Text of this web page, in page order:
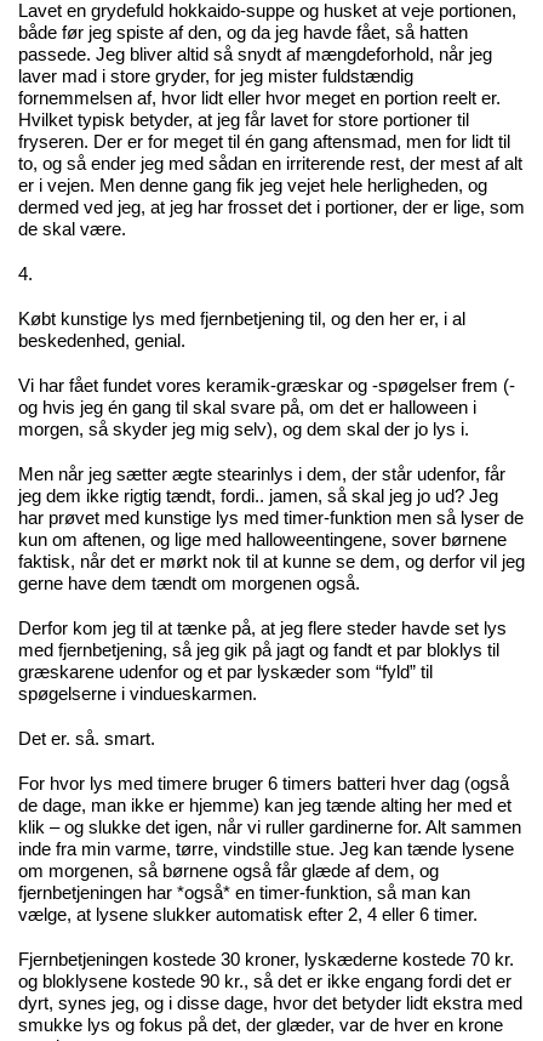
Lavet en grydefuld hokkaido-suppe og husket at veje portionen,
både før jeg spiste af den, og da jeg havde fået, så hatten
passede. Jeg bliver altid så snydt af mængdeforhold, når jeg
laver mad i store gryder, for jeg mister fuldstændig
fornemmelsen af, hvor lidt eller hvor meget en portion reelt er.
Hvilket typisk betyder, at jeg får lavet for store portioner til
fryseren. Der er for meget til én gang aftensmad, men for lidt til
to, og så ender jeg med sådan en irriterende rest, der mest af alt
er i vejen. Men denne gang fik jeg vejet hele herligheden, og
dermed ved jeg, at jeg har frosset det i portioner, der er lige, som
de skal være.
4.
Købt kunstige lys med fjernbetjening til, og den her er, i al
beskedenhed, genial.
Vi har fået fundet vores keramik-græskar og -spøgelser frem (-
og hvis jeg én gang til skal svare på, om det er halloween i
morgen, så skyder jeg mig selv), og dem skal der jo lys i.
Men når jeg sætter ægte stearinlys i dem, der står udenfor, får
jeg dem ikke rigtig tændt, fordi.. jamen, så skal jeg jo ud? Jeg
har prøvet med kunstige lys med timer-funktion men så lyser de
kun om aftenen, og lige med halloweentingene, sover børnene
faktisk, når det er mørkt nok til at kunne se dem, og derfor vil jeg
gerne have dem tændt om morgenen også.
Derfor kom jeg til at tænke på, at jeg flere steder havde set lys
med fjernbetjening, så jeg gik på jagt og fandt et par bloklys til
græskarene udenfor og et par lyskæder som “fyld” til
spøgelserne i vindueskarmen.
Det er. så. smart.
For hvor lys med timere bruger 6 timers batteri hver dag (også
de dage, man ikke er hjemme) kan jeg tænde alting her med et
klik – og slukke det igen, når vi ruller gardinerne for. Alt sammen
inde fra min varme, tørre, vindstille stue. Jeg kan tænde lysene
om morgenen, så børnene også får glæde af dem, og
fjernbetjeningen har *også* en timer-funktion, så man kan
vælge, at lysene slukker automatisk efter 2, 4 eller 6 timer.
Fjernbetjeningen kostede 30 kroner, lyskæderne kostede 70 kr.
og bloklysene kostede 90 kr., så det er ikke engang fordi det er
dyrt, synes jeg, og i disse dage, hvor det betyder lidt ekstra med
smukke lys og fokus på det, der glæder, var de hver en krone